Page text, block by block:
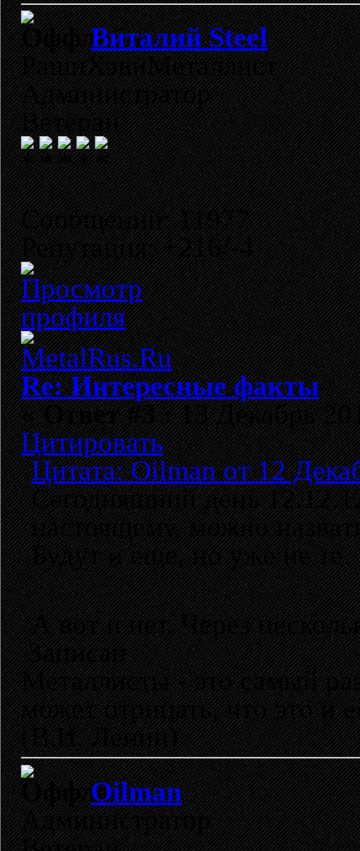
Виталий Steel
РашнХэвиМеталлист
Администратор
Ветеран
Сообщений: 11977
Репутация: +216/-4
Re: Интересные факты
«Ответ #3 :13 Декабрь
Цитировать
Цитата: Oilman от 12
Сегодняшний день
настоящему, можно
Будут и еще, но уже не те.
А вот и нет. Через
Записан
Металлисты - это самый
может отрицать, что это и
(В.И. Ленин)
Oilman
Администратор